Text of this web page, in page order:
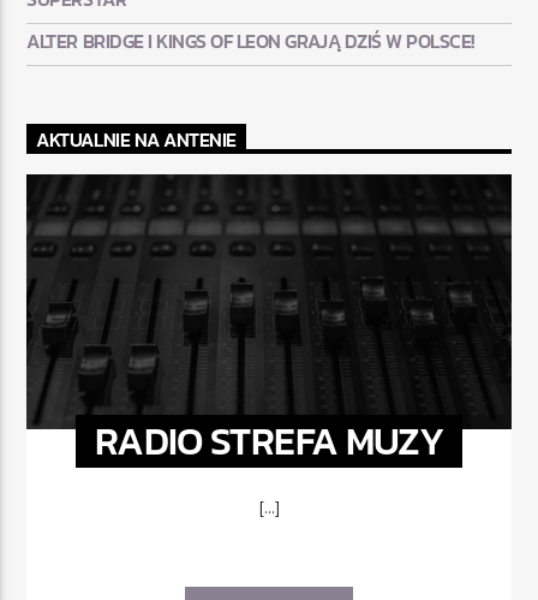
ALTER BRIDGE I KINGS OF LEON GRAJĄ DZIŚ W POLSCE!
AKTUALNIE NA ANTENIE
RADIO STREFA MUZY
[...]